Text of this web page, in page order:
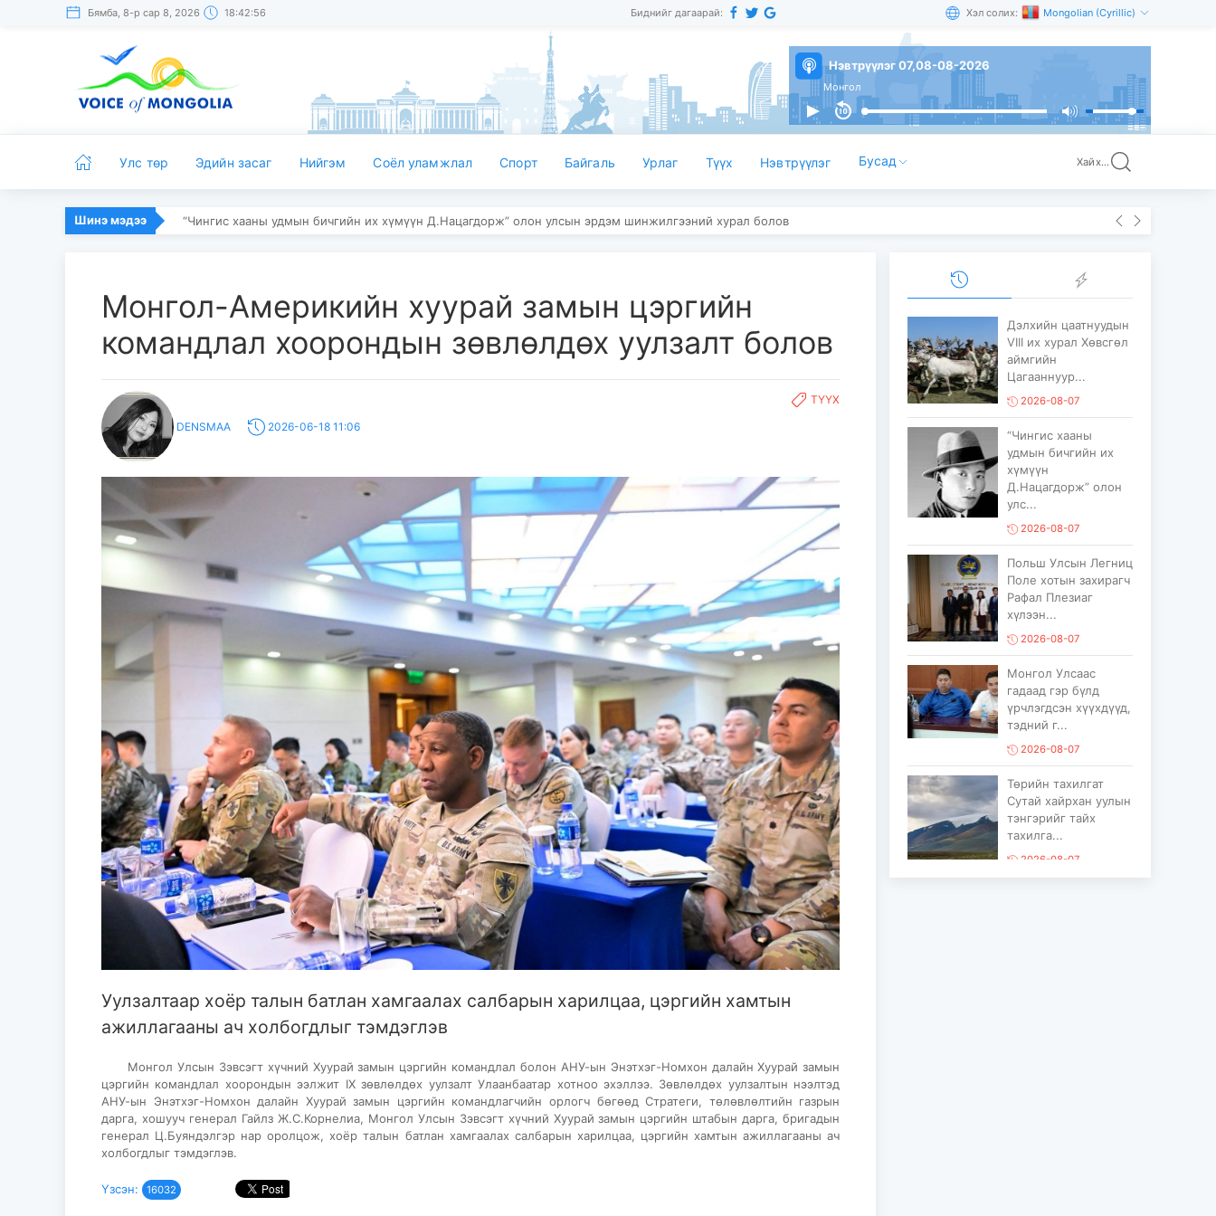
Бямба, 8-р сар 8, 2026 18:42:57 Биднийг дагаарай: Хэл солих: Mongolian (Cyrillic)
Нэвтрүүлэг 07,08-08-2026
Монгол
Улс төр Эдийн засаг Нийгэм Соёл уламжлал Спорт Байгаль Урлаг Түүх Нэвтрүүлэг Бусад Хайх...
Шинэ мэдээ “Чингис хааны удмын бичгийн их хүмүүн Д.Нацагдорж” олон улсын эрдэм шинжилгээний хурал болов
Монгол-Америкийн хуурай замын цэргийн
командлал хоорондын зөвлөлдөх уулзалт болов
DENSMAA 2026-06-18 11:06
ТҮҮХ
Уулзалтаар хоёр талын батлан хамгаалах салбарын харилцаа, цэргийн хамтын
ажиллагааны ач холбогдлыг тэмдэглэв
Монгол Улсын Зэвсэгт хүчний Хуурай замын цэргийн командлал болон АНУ-ын Энэтхэг-Номхон далайн Хуурай замын
цэргийн командлал хоорондын ээлжит IX зөвлөлдөх уулзалт Улаанбаатар хотноо эхэллээ. Зөвлөлдөх уулзалтын нээлтэд
АНУ-ын Энэтхэг-Номхон далайн Хуурай замын цэргийн командлагчийн орлогч бөгөөд Стратеги, төлөвлөлтийн газрын
дарга, хошууч генерал Гайлз Ж.С.Корнелиа, Монгол Улсын Зэвсэгт хүчний Хуурай замын цэргийн штабын дарга, бригадын
генерал Ц.Буяндэлгэр нар оролцож, хоёр талын батлан хамгаалах салбарын харилцаа, цэргийн хамтын ажиллагааны ач
холбогдлыг тэмдэглэв.
Үзсэн: 16032
Дэлхийн цаатнуудын
VIII их хурал Хөвсгөл
аймгийн
Цагааннуур...
2026-08-07
“Чингис хааны
удмын бичгийн их
хүмүүн
Д.Нацагдорж” олон
улс...
2026-08-07
Польш Улсын Легниц
Поле хотын захирагч
Рафал Плезиаг
хүлээн...
2026-08-07
Монгол Улсаас
гадаад гэр бүлд
үрчлэгдсэн хүүхдүүд,
тэдний г...
2026-08-07
Төрийн тахилгат
Сутай хайрхан уулын
тэнгэрийг тайх
тахилга...
2026-08-07